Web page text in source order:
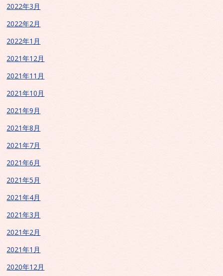
2022年3月
2022年2月
2022年1月
2021年12月
2021年11月
2021年10月
2021年9月
2021年8月
2021年7月
2021年6月
2021年5月
2021年4月
2021年3月
2021年2月
2021年1月
2020年12月